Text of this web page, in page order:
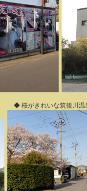
◆ 桜がきれいな筑後川温